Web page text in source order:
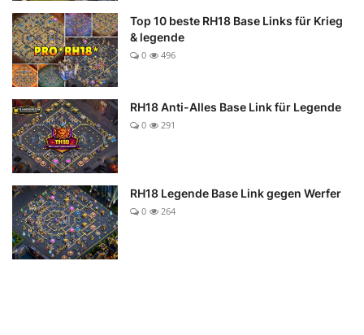
Top 10 beste RH18 Base Links für Krieg
& legende
0 496
RH18 Anti-Alles Base Link für Legende
0 291
RH18 Legende Base Link gegen Werfer
0 264